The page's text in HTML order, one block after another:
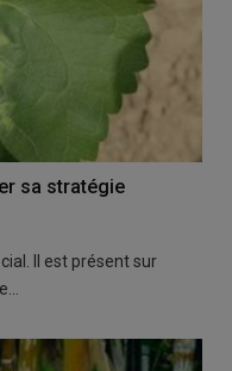
sa stratégie
Il est présent sur